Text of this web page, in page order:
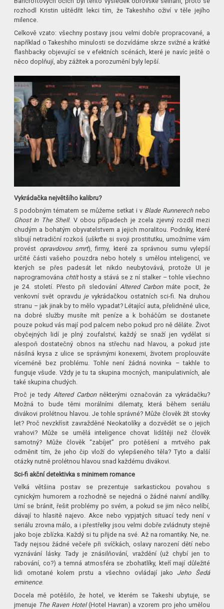
rozhodl Kristin uštědřit lekci tím, že Takeshiho oživí v těle jejího
milence.
Celkově vzato: všechny postavy jsou velmi dobře propracované, a
například o Takeshiho minulosti se dozvídáme skrze svižné a krátké
flashbacky objevující se v efektních scénách, které je navíc ještě o
něco doplňují, aby zážitek a porozumění byly lepší.
Vykrádačka největšího kalibru?
S podobným tématem se můžeme setkat i v Blade Runnerechnebo
Ghost In The Shell. V obou případech je zcela zjevný rozdíl mezi
chudým a bohatým obyvatelstvem a jejich moralitou. Podniky, které
slibují netradiční rozkoš (uškrťte si svoji prostitutku, umožníme vám
provést opravdovou smrt), firmy, které za správnou sumu vylepší
určité části vašeho pouzdra nebo hotely s umělou inteligencí, ve
kterých se přes padesát let nikdo neubytovává, protože UI je
naprogramována chtíthosty a stává se z ní stalker – tohle všechno
je 24. století. Přesto při sledování Altered Carbonmáte pocit, že
venkovní svět opravdu jevykrádačkou ostatních sci-fi. Na druhou
stranu – jak jinak by to mělo vypadat? Létající auta, přelidněné ulice,
na dobré služby musíte mít peníze a k boháčům se dostanete
pouze pokud vás mají pod palcem nebo pokud pro ně děláte. Život
obyčejných lidí je plný zoufalství; každý se snaží jen vydělat si
alespoň dostatečný obnos na střechu nad hlavou, a pokud jste
násilná krysa z ulice se správnými konexemi, životem proplouváte
víceméně bez problému. Tohle není žádná novinka – takhle to
funguje všude. Vždy je tu ta skupina mocných, manipulativních, ale
také skupina chudých.
Proč je tedyAltered Carbonněkterými označován za vykrádačku?
Možná to bude těmi morálními dilematy, která během seriálu
divákovi prolétnou hlavou. Je tohle správné? Může člověk žít stovky
let? Proč nevzkřísit zavražděné Neokatolíky a dozvědět se o jejich
vrahovi? Může se umělá inteligence chovat lidštěji než člověk
samotný? Může člověk “zabíjet” pro potěšení a mrtvého pak
odměnit tím, že jeho čip vloží do vylepšeného těla? Tyto a další
otázky nutně prolétnou hlavou snad každému divákovi.
Sci-fi akční detektivka s minimem romance
Velká většina postav se prezentuje sarkastickou povahou s
cynickým humorem a rozhodně se nejedná o žádné naivní andílky.
Umí se bránit, řešit problémy po svém, a pokud se jim něco nelíbí,
dávají to hlasitě najevo. Akce nebo vypjatých situací tedy není v
seriálu zrovna málo, a i přestřelky jsou velmi dobře zvládnuty stejně
jako boje zblízka. Každý si tu přijde na své. Až na romantiky. Ne, ne.
Tady nejsou žádné večeře při svíčkách, oslavy narození dětí nebo
vyznávání lásky. Tady je znásilňování, vraždění (už chybí jen to
rabování, co?) a temná atmosféra se zbohatlíky, kteří mají důležité
lidi omotané kolem prstu a všechno ovládají jako Jeho Šedá
eminence.
Docela mě potěšilo, že hotel, ve kterém se Takeshi ubytuje, se
jmenuje The Raven Hotel(Hotel Havran) a vzorem pro jeho umělou